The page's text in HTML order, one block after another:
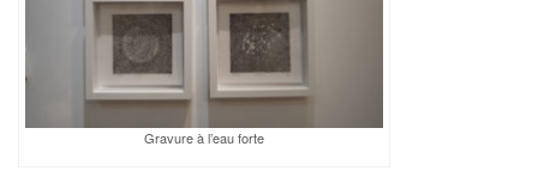
Gravure à l’eau forte